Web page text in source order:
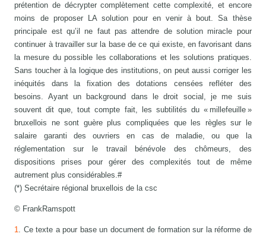
prétention de décrypter complètement cette complexité, et encore
moins de proposer LA solution pour en venir à bout. Sa thèse
principale est qu’il ne faut pas attendre de solution miracle pour
continuer à travailler sur la base de ce qui existe, en favorisant dans
la mesure du possible les collaborations et les solutions pratiques.
Sans toucher à la logique des institutions, on peut aussi corriger les
inéquités dans la fixation des dotations censées refléter des
besoins. Ayant un background dans le droit social, je me suis
souvent dit que, tout compte fait, les subtilités du « millefeuille »
bruxellois ne sont guère plus compliquées que les règles sur le
salaire garanti des ouvriers en cas de maladie, ou que la
réglementation sur le travail bénévole des chômeurs, des
dispositions prises pour gérer des complexités tout de même
autrement plus considérables.#
(*) Secrétaire régional bruxellois de la csc
© FrankRamspott
1. Ce texte a pour base un document de formation sur la réforme de